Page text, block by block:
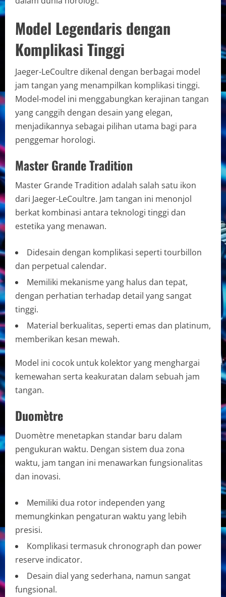
Model Legendaris dengan
Komplikasi Tinggi
Jaeger-LeCoultre dikenal dengan berbagai model
jam tangan yang menampilkan komplikasi tinggi.
Model-model ini menggabungkan kerajinan tangan
yang canggih dengan desain yang elegan,
menjadikannya sebagai pilihan utama bagi para
penggemar horologi.
Master Grande Tradition
Master Grande Tradition adalah salah satu ikon
dari Jaeger-LeCoultre. Jam tangan ini menonjol
berkat kombinasi antara teknologi tinggi dan
estetika yang menawan.
Didesain dengan komplikasi seperti tourbillon
dan perpetual calendar.
Memiliki mekanisme yang halus dan tepat,
dengan perhatian terhadap detail yang sangat
tinggi.
Material berkualitas, seperti emas dan platinum,
memberikan kesan mewah.
Model ini cocok untuk kolektor yang menghargai
kemewahan serta keakuratan dalam sebuah jam
tangan.
Duomètre
Duomètre menetapkan standar baru dalam
pengukuran waktu. Dengan sistem dua zona
waktu, jam tangan ini menawarkan fungsionalitas
dan inovasi.
Memiliki dua rotor independen yang
memungkinkan pengaturan waktu yang lebih
presisi.
Komplikasi termasuk chronograph dan power
reserve indicator.
Desain dial yang sederhana, namun sangat
fungsional.